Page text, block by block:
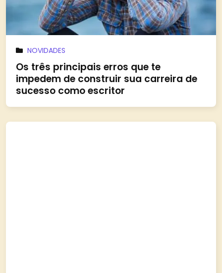
NOVIDADES
Os três principais erros que te
impedem de construir sua carreira de
sucesso como escritor